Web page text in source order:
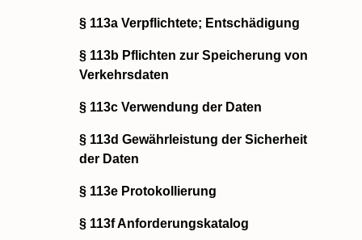
§ 113a Verpflichtete; Entschädigung
§ 113b Pflichten zur Speicherung von
Verkehrsdaten
§ 113c Verwendung der Daten
§ 113d Gewährleistung der Sicherheit
der Daten
§ 113e Protokollierung
§ 113f Anforderungskatalog